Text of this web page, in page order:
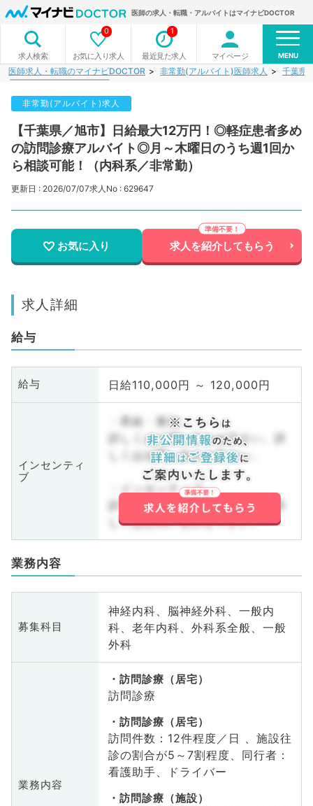
医師の求人・転職・アルバイトはマイナビDOCTOR
求人検索 お気に入り求人
0
最近見た求人
1
マイページ MENU
医師求人・転職のマイナビDOCTOR 非常勤(アルバイト)医師求人 千葉県
非常勤(アルバイト)求人
【千葉県／旭市】日給最大12万円！◎軽症患者多め
の訪問診療アルバイト◎月～木曜日のうち週1回か
ら相談可能！（内科系／非常勤）
更新日 : 2026/07/07求人No : 629647
お気に入り 求人を紹介してもらう
求人詳細
給与
給与 日給110,000円 ～ 120,000円
インセンティ
ブ
・昇給・賞与
詳しくはお問い合わせ下さい。詳
しくはお問い合わせ下さい。
・インセンティブ
詳しくはお問い合わせ下さい。詳
しくはお問い合わせ下さい。
業務内容
募集科目
神経内科、脳神経外科、一般内
科、老年内科、外科系全般、一般
外科
業務内容
訪問診療（居宅）
訪問診療
訪問診療（居宅）
訪問件数：12件程度／日 、施設往
診の割合が5～7割程度、同行者：
看護助手、ドライバー
訪問診療（施設）